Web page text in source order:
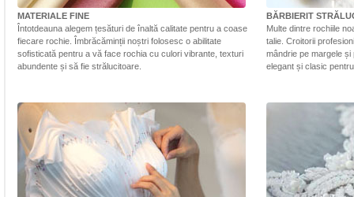
MATERIALE FINE
Întotdeauna alegem țesături de înaltă calitate pentru a coase
fiecare rochie. Îmbrăcăminții noștri folosesc o abilitate
sofisticată pentru a vă face rochia cu culori vibrante, texturi
abundente și să fie strălucitoare.
BĂRBIERIT
Multe dintre rochiile
talie. Croitorii
mândrie pe margele
elegant și clasic